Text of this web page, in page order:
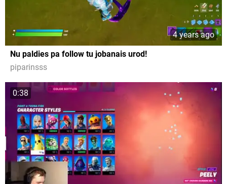
4 years ago
Nu paldies pa follow tu jobanais urod!
piparinsss
0:38